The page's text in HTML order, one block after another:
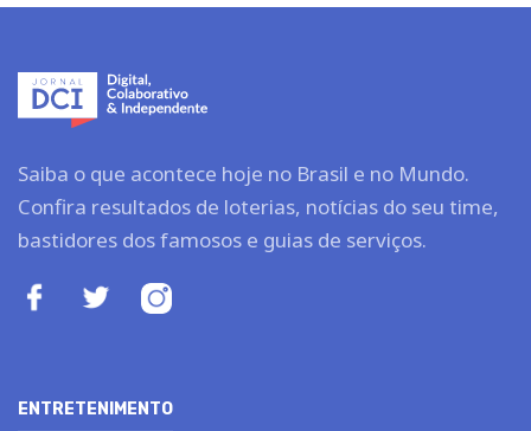
Saiba o que acontece hoje no Brasil e no Mundo.
Confira resultados de loterias, notícias do seu time,
bastidores dos famosos e guias de serviços.
ENTRETENIMENTO